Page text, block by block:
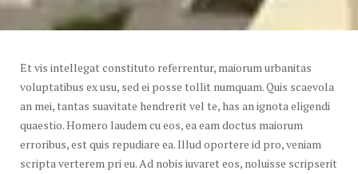
Et vis intellegat constituto referrentur, maiorum urbanitas
voluptatibus ex usu, sed ei posse tollit numquam. Quis scaevola
an mei, tantas suavitate hendrerit vel te, has an ignota eligendi
quaestio. Homero laudem cu eos, ea eam doctus maiorum
erroribus, est quis repudiare ea. Illud oportere id pro, veniam
scripta verterem pri eu. Ad nobis iuvaret eos, noluisse scripserit